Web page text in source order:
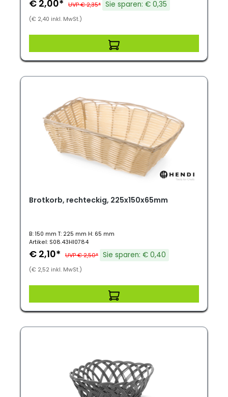
€ 2,00* UVP € 2,35* Sie sparen: € 0,35
(€ 2,40 inkl. MwSt.)
Brotkorb, rechteckig, 225x150x65mm
B: 150 mm T: 225 mm H: 65 mm
Artikel: S08.43HI0784
€ 2,10* UVP € 2,50* Sie sparen: € 0,40
(€ 2,52 inkl. MwSt.)